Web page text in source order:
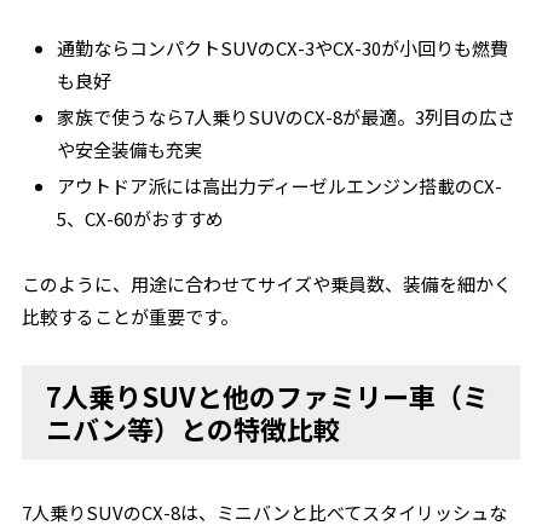
通勤ならコンパクトSUVのCX-3やCX-30が小回りも燃費
も良好
家族で使うなら7人乗りSUVのCX-8が最適。3列目の広さ
や安全装備も充実
アウトドア派には高出力ディーゼルエンジン搭載のCX-
5、CX-60がおすすめ
このように、用途に合わせてサイズや乗員数、装備を細かく
比較することが重要です。
7人乗りSUVと他のファミリー車（ミ
ニバン等）との特徴比較
7人乗りSUVのCX-8は、ミニバンと比べてスタイリッシュな